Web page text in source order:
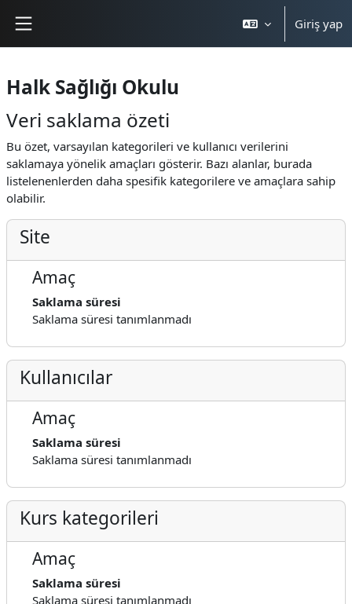
Giriş yap
Halk Sağlığı Okulu
Veri saklama özeti
Bu özet, varsayılan kategorileri ve kullanıcı verilerini
saklamaya yönelik amaçları gösterir. Bazı alanlar, burada
listelenenlerden daha spesifik kategorilere ve amaçlara sahip
olabilir.
Site
Amaç
Saklama süresi
Saklama süresi tanımlanmadı
Kullanıcılar
Amaç
Saklama süresi
Saklama süresi tanımlanmadı
Kurs kategorileri
Amaç
Saklama süresi
Saklama süresi tanımlanmadı